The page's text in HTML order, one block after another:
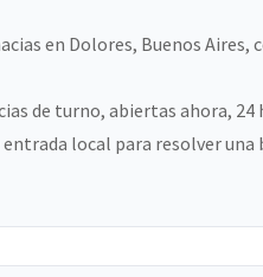
en Dolores, Buenos Aires,
de turno, abiertas ahora, 24
local para resolver una